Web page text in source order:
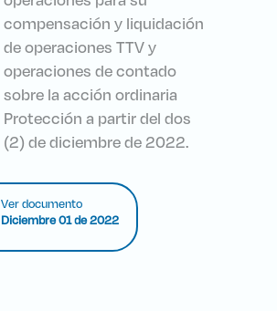
compensación y liquidación
de operaciones TTV y
operaciones de contado
sobre la acción ordinaria
Protección a partir del dos
(2) de diciembre de 2022.
Ver documento
Diciembre 01 de 2022